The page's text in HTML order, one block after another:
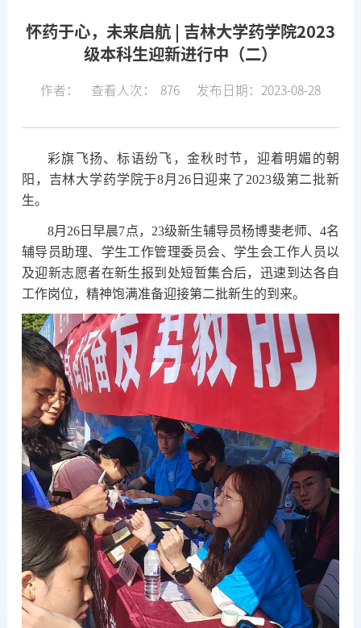
怀药于心，未来启航 | 吉林大学药学院2023
级本科生迎新进行中（二）
作者： 查看人次： 876 发布日期：2023-08-28
彩旗飞扬、标语纷飞，金秋时节，迎着明媚的朝
阳，吉林大学药学院于8月26日迎来了2023级第二批新
生。
8月26日早晨7点，23级新生辅导员杨博斐老师、4名
辅导员助理、学生工作管理委员会、学生会工作人员以
及迎新志愿者在新生报到处短暂集合后，迅速到达各自
工作岗位，精神饱满准备迎接第二批新生的到来。